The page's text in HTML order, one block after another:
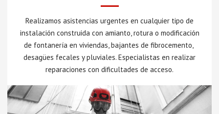
Realizamos asistencias urgentes en cualquier tipo de
instalación construida con amianto, rotura o modificación
de fontanería en viviendas, bajantes de fibrocemento,
desagües fecales y pluviales. Especialistas en realizar
reparaciones con dificultades de acceso.